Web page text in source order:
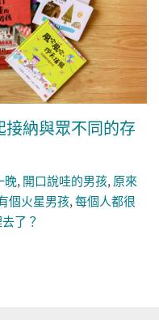
納與眾不同的存
晚,開口說哇的男孩,原來
個火星男孩,每個人都很
了？